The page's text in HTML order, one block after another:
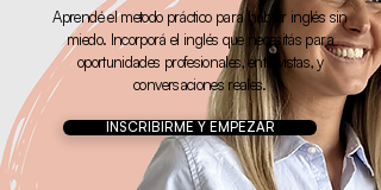
Aprendé el metodo práctico para hablar inglés sin
miedo. Incorporá el inglés que necesitás para
oportunidades profesionales, entrevistas, y
conversaciones reales.
INSCRIBIRME Y EMPEZAR